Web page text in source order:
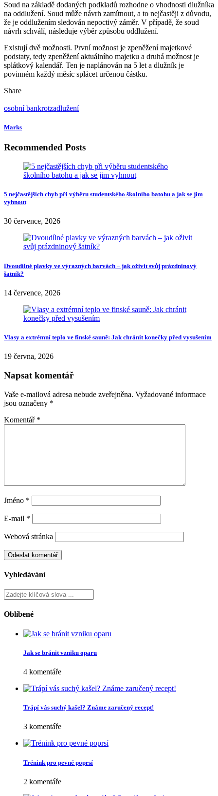
Soud na základě dodaných podkladů rozhodne o vhodnosti dlužníka
na oddlužení. Soud může návrh zamítnout, a to nejčastěji z důvodu,
že je oddlužením sledován nepoctivý záměr. V případě, že soud
návrh schválí, následuje výběr způsobu oddlužení.
Existují dvě možnosti. První možnost je zpeněžení majetkové
podstaty, tedy zpeněžení aktuálního majetku a druhá možnost je
splátkový kalendář. Ten je naplánován na 5 let a dlužník je
povinném každý měsíc splácet určenou částku.
Share
osobní bankrotzadlužení
Marks
Recommended Posts
5 nejčastějších chyb při výběru studentského školního batohu a jak se jim
vyhnout
30 července, 2026
Dvoudílné plavky ve výrazných barvách – jak oživit svůj prázdninový
šatník?
14 července, 2026
Vlasy a extrémní teplo ve finské sauně: Jak chránit konečky před vysušením
19 června, 2026
Napsat komentář
Vaše e-mailová adresa nebude zveřejněna. Vyžadované informace
jsou označeny *
Komentář *
Jméno *
E-mail *
Webová stránka
Vyhledávání
Oblíbené
Jak se bránit vzniku oparu
4 komentáře
Trápí vás suchý kašel? Známe zaručený recept!
3 komentáře
Trénink pro pevné poprsí
2 komentáře